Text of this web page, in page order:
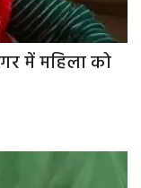
में महिला को